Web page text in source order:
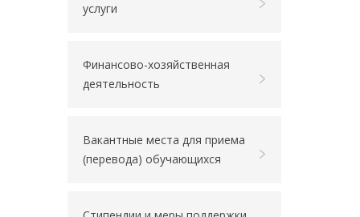
услуги
Финансово-хозяйственная
деятельность
Вакантные места для приема
(перевода) обучающихся